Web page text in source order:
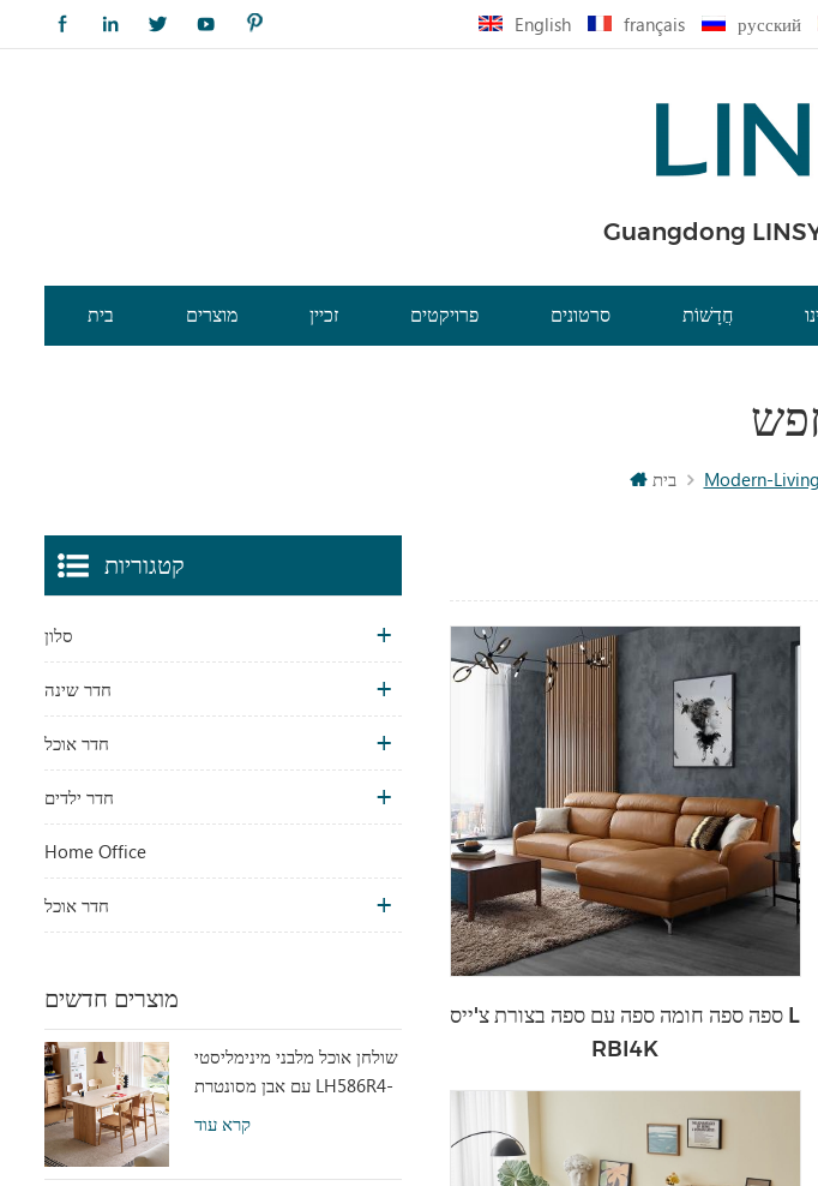
English français русский
Guangdong
בית מוצרים זכיין פרויקטים סרטונים חֲדָשׁוֹת
בית Modern-
ספה ספה חומה ספה עם ספה בצורת צ'ייס L
RBI4K
קטגוריות
סלון
חדר שינה
חדר אוכל
חדר ילדים
Home Office
חדר אוכל
מוצרים חדשים
שולחן אוכל מלבני מינימליסטי
עם אבן מסונטרת LH586R4-
C
קרא עוד